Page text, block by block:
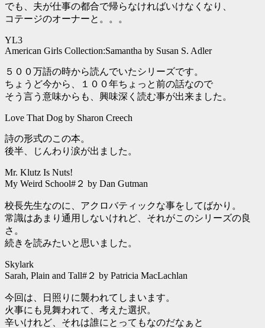
でも、夫が仕事の都合で帰らなければいけなくなり、
コテージのオーナーと。。。
YL3
American Girls Collection:Samantha by Susan S. Adler
５００万語の時から読んでいたシリーズです。
ちょうど今から、１００年ちょっと前の話なので
そう言う意味からも、興味深く読む事が出来ました。
Love That Dog by Sharon Creech
詩の形式のこの本。
後半、じんわり涙が出ました。
Mr. Klutz Is Nuts!
My Weird School#２ by Dan Gutman
校長先生なのに、アクロバティックな事をしてばかり。
常識はあまり通用しないけれど、それがこのシリーズの良
さ。
続きを読みたいと思いました。
Skylark
Sarah, Plain and Tall#２ by Patricia MacLachlan
今回は、日照りに襲われてしまいます。
火事にも見舞われて、考えた選択。
辛いけれど、それは誰にとってもなのだなぁと